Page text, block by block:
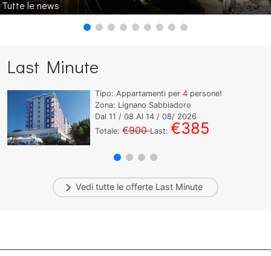
Tutte le news
Last Minute
Tipo: Appartamenti per4 persone!
Zona: Lignano Sabbiadoro
Dal11/ 08 Al14/ 08/ 2026
Totale:€900Last:€385
Vedi tutte le offerte Last Minute